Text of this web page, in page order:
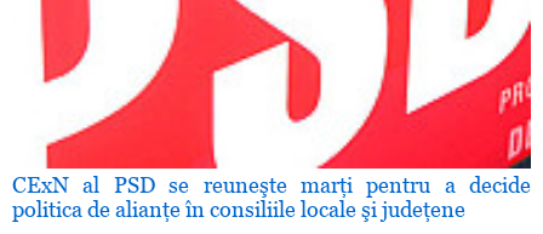
CExN al PSD se reuneşte marţi pentru a decide
politica de alianţe în consiliile locale şi judeţene